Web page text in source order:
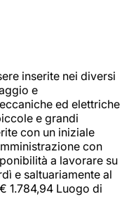
inserite nei diversi
e
ed elettriche
e grandi
con un iniziale
con
a lavorare su
e saltuariamente al
1.784,94 Luogo di